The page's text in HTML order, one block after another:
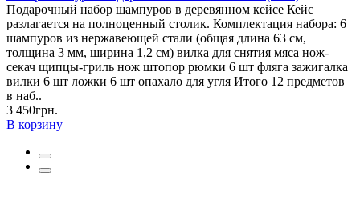
Подарочный набор шампуров в деревянном кейсе Кейс
разлагается на полноценный столик. Комплектация набора: 6
шампуров из нержавеющей стали (общая длина 63 см,
толщина 3 мм, ширина 1,2 см) вилка для снятия мяса нож-
секач щипцы-гриль нож штопор рюмки 6 шт фляга зажигалка
вилки 6 шт ложки 6 шт опахало для угля Итого 12 предметов
в наб..
3 450грн.
В корзину